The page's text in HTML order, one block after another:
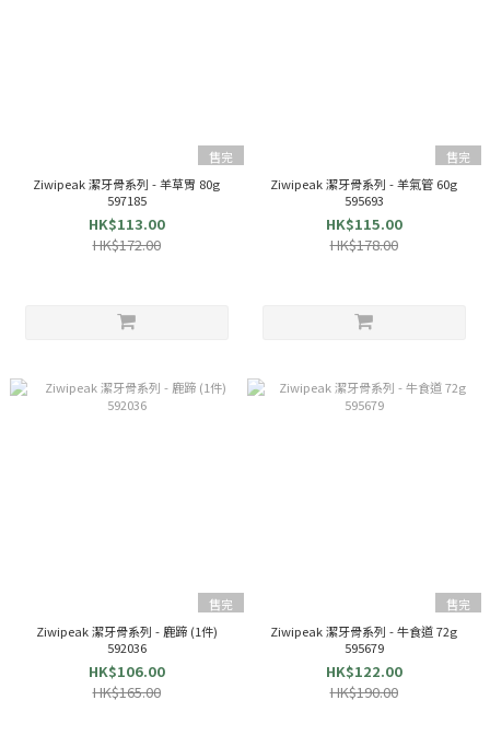
售完
Ziwipeak 潔牙骨系列 - 羊草胃 80g
597185
HK$113.00
HK$172.00
售完
Ziwipeak 潔牙骨系列 - 羊氣管 60g
595693
HK$115.00
HK$178.00
售完
Ziwipeak 潔牙骨系列 - 鹿蹄 (1件)
592036
HK$106.00
HK$165.00
售完
Ziwipeak 潔牙骨系列 - 牛食道 72g
595679
HK$122.00
HK$190.00